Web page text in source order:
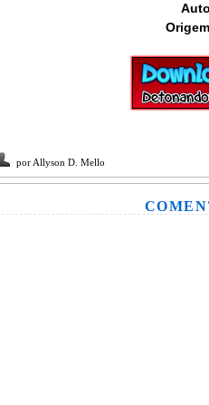
por Allyson D. Mello